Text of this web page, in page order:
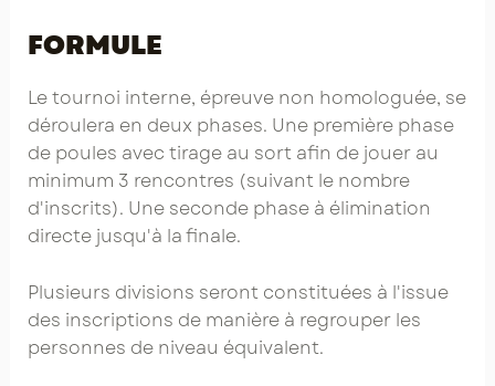
FORMULE
Le tournoi interne, épreuve non homologuée, se
déroulera en deux phases. Une première phase
de poules avec tirage au sort afin de jouer au
minimum 3 rencontres (suivant le nombre
d'inscrits). Une seconde phase à élimination
directe jusqu'à la finale.
Plusieurs divisions seront constituées à l'issue
des inscriptions de manière à regrouper les
personnes de niveau équivalent.